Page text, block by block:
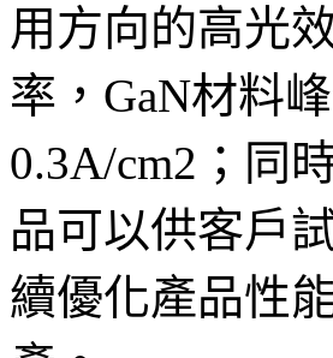
用方向的高光
率，GaN材料
0.3A/cm2；同
品可以供客戶
續優化產品性